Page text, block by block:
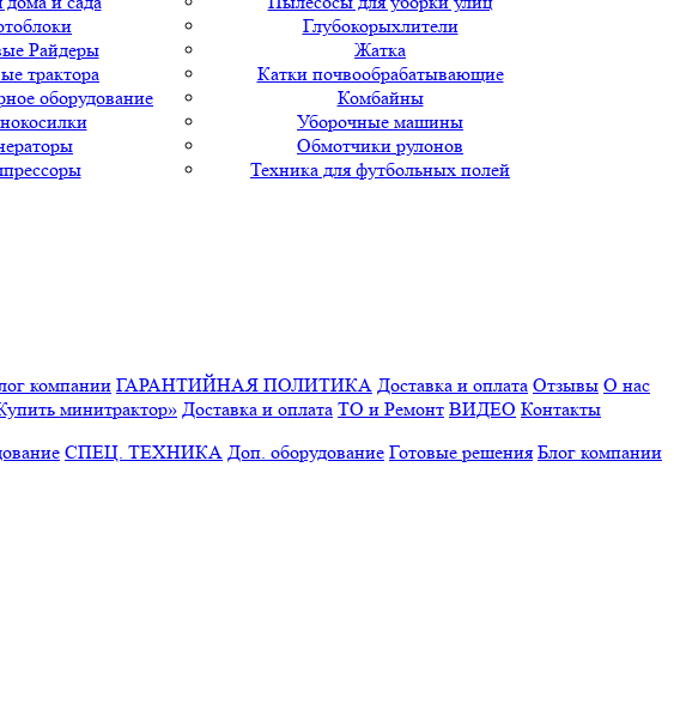
Райдеры
трактора
оборудование
Глубокорыхлители
Жатка
Катки почвообрабатывающие
Комбайны
Уборочные машины
Обмотчики рулонов
Техника для футбольных полей
компании ГАРАНТИЙНАЯ ПОЛИТИКА Доставка и оплата Отзывы О нас
минитрактор» Доставка и оплата ТО и Ремонт ВИДЕО Контакты
СПЕЦ. ТЕХНИКА Доп. оборудование Готовые решения Блог компании